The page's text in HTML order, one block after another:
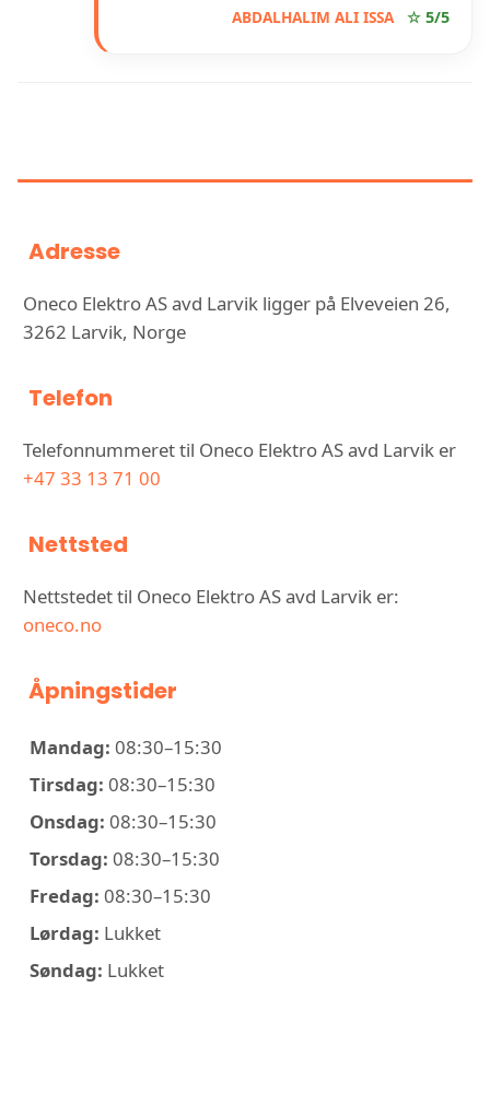
ABDALHALIM ALI ISSA ☆ 5/5
Adresse
Oneco Elektro AS avd Larvik ligger på Elveveien 26,
3262 Larvik, Norge
Telefon
Telefonnummeret til Oneco Elektro AS avd Larvik er
+47 33 13 71 00
Nettsted
Nettstedet til Oneco Elektro AS avd Larvik er:
oneco.no
Åpningstider
Mandag: 08:30–15:30
Tirsdag: 08:30–15:30
Onsdag: 08:30–15:30
Torsdag: 08:30–15:30
Fredag: 08:30–15:30
Lørdag: Lukket
Søndag: Lukket